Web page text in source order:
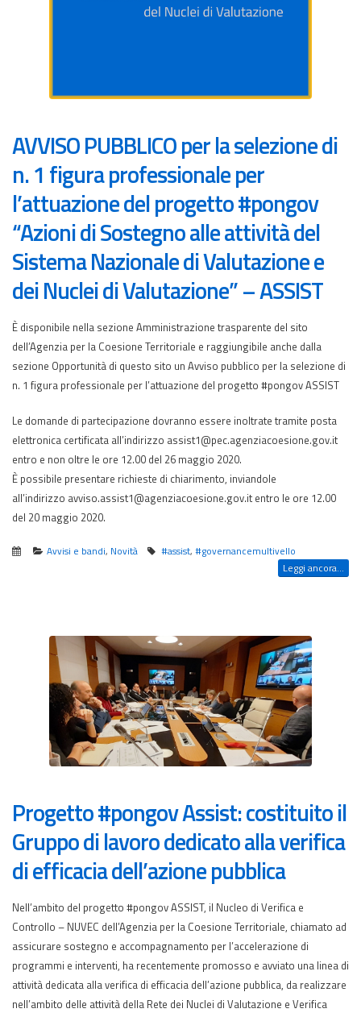
AVVISO PUBBLICO per la selezione di
n. 1 figura professionale per
l’attuazione del progetto #pongov
“Azioni di Sostegno alle attività del
Sistema Nazionale di Valutazione e
dei Nuclei di Valutazione” – ASSIST
È disponibile nella sezione Amministrazione trasparente del sito
dell’Agenzia per la Coesione Territoriale e raggiungibile anche dalla
sezione Opportunità di questo sito un Avviso pubblico per la selezione di
n. 1 figura professionale per l’attuazione del progetto #pongov ASSIST
Le domande di partecipazione dovranno essere inoltrate tramite posta
elettronica certificata all’indirizzo assist1@pec.agenziacoesione.gov.it
entro e non oltre le ore 12.00 del 26 maggio 2020.
È possibile presentare richieste di chiarimento, inviandole
all’indirizzo avviso.assist1@agenziacoesione.gov.it entro le ore 12.00
del 20 maggio 2020.
Avvisi e bandi, Novità #assist,#governancemultivello
Leggi ancora...
Progetto #pongov Assist: costituito il
Gruppo di lavoro dedicato alla verifica
di efficacia dell’azione pubblica
Nell’ambito del progetto #pongov ASSIST, il Nucleo di Verifica e
Controllo – NUVEC dell’Agenzia per la Coesione Territoriale, chiamato ad
assicurare sostegno e accompagnamento per l’accelerazione di
programmi e interventi, ha recentemente promosso e avviato una linea di
attività dedicata alla verifica di efficacia dell’azione pubblica, da realizzare
nell’ambito delle attività della Rete dei Nuclei di Valutazione e Verifica